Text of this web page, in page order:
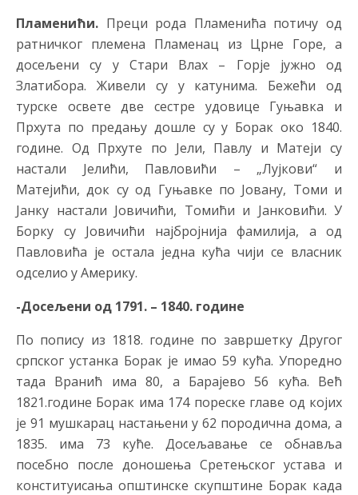
Пламенићи. Преци рода Пламенића потичу од
ратничког племена Пламенац из Црне Горе, а
досељени су у Стари Влах – Горје јужно од
Златибора. Живели су у катунима. Бежећи од
турске освете две сестре удовице Гуњавка и
Прхута по предању дошле су у Борак око 1840.
године. Од Прхуте по Јели, Павлу и Матеји су
настали Јелићи, Павловићи – „Лујкови“ и
Матејићи, док су од Гуњавке по Јовану, Томи и
Јанку настали Јовичићи, Томићи и Јанковићи. У
Борку су Јовичићи најбројнија фамилија, а од
Павловића је остала једна кућа чији се власник
одселио у Америку.
-Досељени од 1791. – 1840. године
По попису из 1818. године по завршетку Другог
српског устанка Борак је имао 59 кућа. Упоредно
тада Вранић има 80, а Барајево 56 кућа. Већ
1821.године Борак има 174 пореске главе од којих
је 91 мушкарац настањени у 62 породична дома, а
1835. има 73 куће. Досељавање се обнавља
посебно после доношења Сретењског устава и
конституисања општинске скупштине Борак када